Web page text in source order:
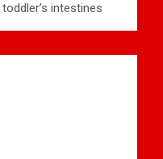
intestines